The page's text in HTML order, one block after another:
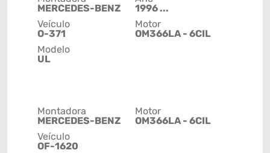
MERCEDES-BENZ
Veículo
O-371
Modelo
UL
1996 ...
Motor
OM366LA - 6CIL
Montadora
MERCEDES-BENZ
Veículo
OF-1620
Motor
OM366LA - 6CIL